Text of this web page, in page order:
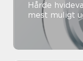
Hårde hvidevarer
mest muligt